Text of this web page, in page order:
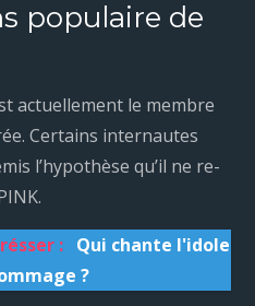
populaire de
actuellement le membre
Certains internautes
l’hypothèse qu’il ne re-
: Qui chante l'idole
?